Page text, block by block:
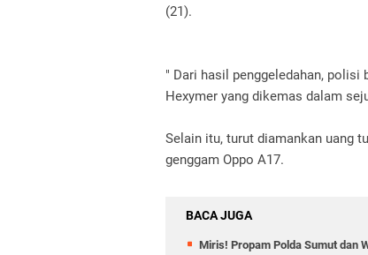
(21).
" Dari hasil penggeledahan, polisi
Hexymer yang dikemas dalam
Selain itu, turut diamankan uang
genggam Oppo A17.
BACA JUGA
Miris! Propam Polda Sumut dan